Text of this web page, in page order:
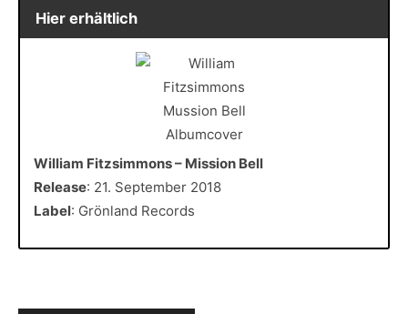
Hier erhältlich
William Fitzsimmons – Mission Bell
Release: 21. September 2018
Label: Grönland Records